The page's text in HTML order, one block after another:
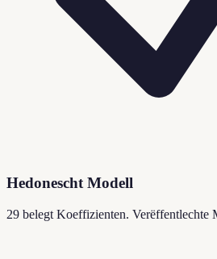
Hedonescht Modell
29 belegt Koeffizienten. Verëffentlechte